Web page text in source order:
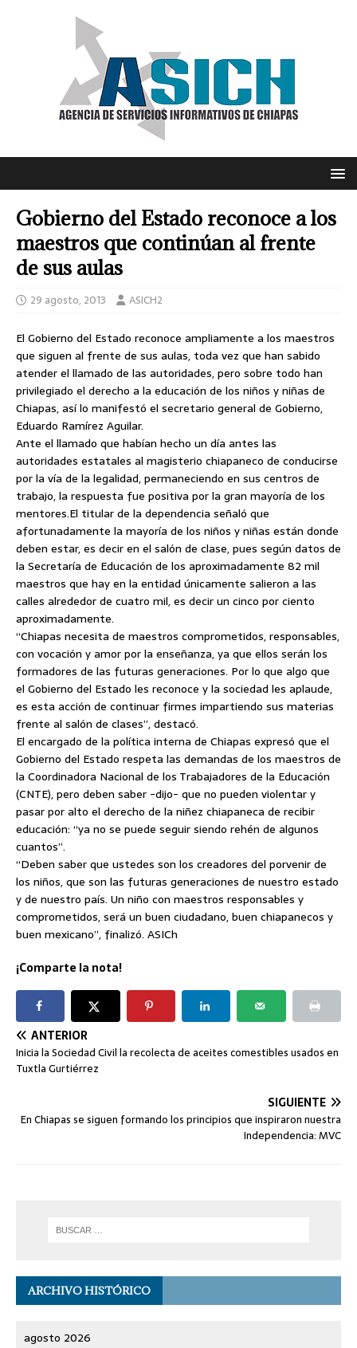
Gobierno del Estado reconoce a los
maestros que continúan al frente
de sus aulas
29 agosto, 2013 ASICH2
El Gobierno del Estado reconoce ampliamente a los maestros
que siguen al frente de sus aulas, toda vez que han sabido
atender el llamado de las autoridades, pero sobre todo han
privilegiado el derecho a la educación de los niños y niñas de
Chiapas, así lo manifestó el secretario general de Gobierno,
Eduardo Ramírez Aguilar.
Ante el llamado que habían hecho un día antes las
autoridades estatales al magisterio chiapaneco de conducirse
por la vía de la legalidad, permaneciendo en sus centros de
trabajo, la respuesta fue positiva por la gran mayoría de los
mentores.El titular de la dependencia señaló que
afortunadamente la mayoría de los niños y niñas están donde
deben estar, es decir en el salón de clase, pues según datos de
la Secretaría de Educación de los aproximadamente 82 mil
maestros que hay en la entidad únicamente salieron a las
calles alrededor de cuatro mil, es decir un cinco por ciento
aproximadamente.
“Chiapas necesita de maestros comprometidos, responsables,
con vocación y amor por la enseñanza, ya que ellos serán los
formadores de las futuras generaciones. Por lo que algo que
el Gobierno del Estado les reconoce y la sociedad les aplaude,
es esta acción de continuar firmes impartiendo sus materias
frente al salón de clases”, destacó.
El encargado de la política interna de Chiapas expresó que el
Gobierno del Estado respeta las demandas de los maestros de
la Coordinadora Nacional de los Trabajadores de la Educación
(CNTE), pero deben saber -dijo- que no pueden violentar y
pasar por alto el derecho de la niñez chiapaneca de recibir
educación: “ya no se puede seguir siendo rehén de algunos
cuantos”.
“Deben saber que ustedes son los creadores del porvenir de
los niños, que son las futuras generaciones de nuestro estado
y de nuestro país. Un niño con maestros responsables y
comprometidos, será un buen ciudadano, buen chiapanecos y
buen mexicano”, finalizó. ASICh
¡Comparte la nota!
ANTERIOR
Inicia la Sociedad Civil la recolecta de aceites comestibles usados en
Tuxtla Gurtiérrez
SIGUIENTE
En Chiapas se siguen formando los principios que inspiraron nuestra
Independencia: MVC
ARCHIVO HISTÓRICO
agosto 2026